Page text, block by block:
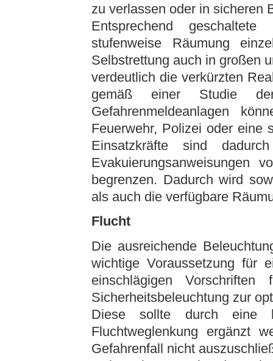
zu verlassen oder in sicheren
Entsprechend geschaltete
stufenweise Räumung
Selbstrettung auch in großen
verdeutlich die verkürzten
gemäß einer Studie
Gefahrenmeldeanlagen
Feuerwehr, Polizei oder eine
Einsatzkräfte sind
begrenzen. Dadurch wird
als auch die verfügbare
Flucht
Die ausreichende
wichtige Voraussetzung für
einschlägigen
Sicherheitsbeleuchtung zur
Diese sollte durch eine
Fluchtweglenkung ergänzt
Gefahrenfall nicht